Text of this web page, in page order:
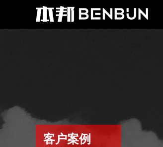
客户案例